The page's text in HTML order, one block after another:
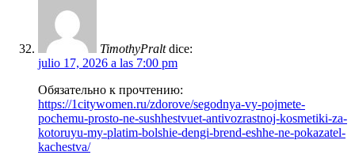
TimothyPralt dice:
julio 17, 2026 a las 7:00 pm
Обязательно к прочтению:
https://1citywomen.ru/zdorove/segodnya-vy-pojmete-
pochemu-prosto-ne-sushhestvuet-antivozrastnoj-kosmetiki-za-
kotoruyu-my-platim-bolshie-dengi-brend-eshhe-ne-pokazatel-
kachestva/